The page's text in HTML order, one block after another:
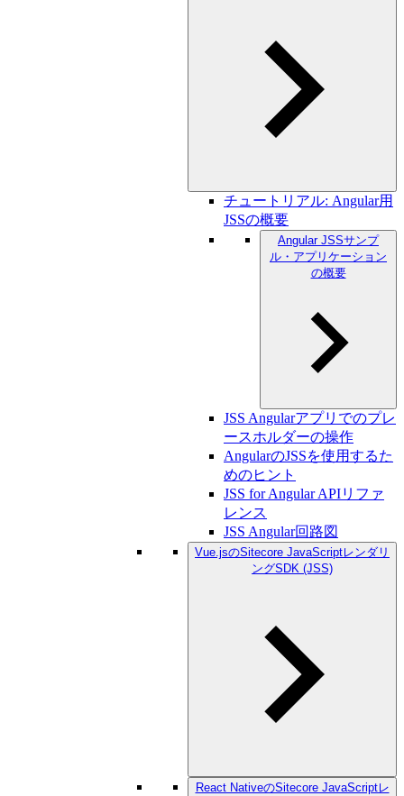
チュートリアル: Angular用
JSSの概要
Angular JSSサンプ
ル・アプリケーション
の概要
JSS Angularアプリでのプレ
ースホルダーの操作
AngularのJSSを使用するた
めのヒント
JSS for Angular APIリファ
レンス
JSS Angular回路図
Vue.jsのSitecore JavaScriptレンダリ
ングSDK (JSS)
React NativeのSitecore JavaScriptレ